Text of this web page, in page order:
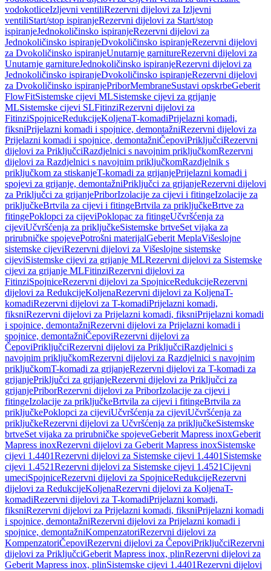
vodokotliceIzljevni ventiliRezervni dijelovi za Izljevni
ventiliStart/stop ispiranjeRezervni dijelovi za Start/stop
ispiranjeJednokoličinsko ispiranjeRezervni dijelovi za
Jednokoličinsko ispiranjeDvokoličinsko ispiranjeRezervni dijelovi
za Dvokoličinsko ispiranjeUnutarnje garnitureRezervni dijelovi za
Unutarnje garnitureJednokoličinsko ispiranjeRezervni dijelovi za
Jednokoličinsko ispiranjeDvokoličinsko ispiranjeRezervni dijelovi
za Dvokoličinsko ispiranjePriborMembraneSustavi opskrbeGeberit
FlowFitSistemske cijevi MLSistemske cijevi za grijanje
MLSistemske cijevi SLFitinziRezervni dijelovi za
FitinziSpojniceRedukcijeKoljenaT-komadiPrijelazni komadi,
fiksniPrijelazni komadi i spojnice, demontažniRezervni dijelovi za
Prijelazni komadi i spojnice, demontažniČepoviPriključciRezervni
dijelovi za PriključciRazdjelnici s navojnim priključkomRezervni
dijelovi za Razdjelnici s navojnim priključkomRazdjelnik s
priključkom za stiskanjeT-komadi za grijanjePrijelazni komadi i
spojevi za grijanje, demontažniPriključci za grijanjeRezervni dijelovi
za Priključci za grijanjePriborIzolacije za cijevi i fitingeIzolacije za
priključkeBrtvila za cijevi i fitingeBrtvila za priključkeBrtve za
fitingePoklopci za cijeviPoklopac za fitingeUčvršćenja za
cijeviUčvršćenja za priključkeSistemske brtveSet vijaka za
prirubničke spojevePotrošni materijalGeberit MeplaVišeslojne
sistemske cijeviRezervni dijelovi za Višeslojne sistemske
cijeviSistemske cijevi za grijanje MLRezervni dijelovi za Sistemske
cijevi za grijanje MLFitinziRezervni dijelovi za
FitinziSpojniceRezervni dijelovi za SpojniceRedukcijeRezervni
dijelovi za RedukcijeKoljenaRezervni dijelovi za KoljenaT-
komadiRezervni dijelovi za T-komadiPrijelazni komadi,
fiksniRezervni dijelovi za Prijelazni komadi, fiksniPrijelazni komadi
i spojnice, demontažniRezervni dijelovi za Prijelazni komadi i
spojnice, demontažniČepoviRezervni dijelovi za
ČepoviPriključciRezervni dijelovi za PriključciRazdjelnici s
navojnim priključkomRezervni dijelovi za Razdjelnici s navojnim
priključkomT-komadi za grijanjeRezervni dijelovi za T-komadi za
grijanjePriključci za grijanjeRezervni dijelovi za Priključci za
grijanjePriborRezervni dijelovi za PriborIzolacije za cijevi i
fitingeIzolacije za priključkeBrtvila za cijevi i fitingeBrtvila za
priključkePoklopci za cijeviUčvršćenja za cijeviUčvršćenja za
priključkeRezervni dijelovi za Učvršćenja za priključkeSistemske
brtveSet vijaka za prirubničke spojeveGeberit Mapress inoxGeberit
Mapress inoxRezervni dijelovi za Geberit Mapress inoxSistemske
cijevi 1.4401Rezervni dijelovi za Sistemske cijevi 1.4401 Sistemske
cijevi 1.4521Rezervni dijelovi za Sistemske cijevi 1.4521Cijevni
umeciSpojniceRezervni dijelovi za SpojniceRedukcijeRezervni
dijelovi za RedukcijeKoljenaRezervni dijelovi za KoljenaT-
komadiRezervni dijelovi za T-komadiPrijelazni komadi,
fiksniRezervni dijelovi za Prijelazni komadi, fiksniPrijelazni komadi
i spojnice, demontažniRezervni dijelovi za Prijelazni komadi i
spojnice, demontažniKompenzatoriRezervni dijelovi za
KompenzatoriČepoviRezervni dijelovi za ČepoviPriključciRezervni
dijelovi za PriključciGeberit Mapress inox, plinRezervni dijelovi za
Geberit Mapress inox, plinSistemske cijevi 1.4401Rezervni dijelovi